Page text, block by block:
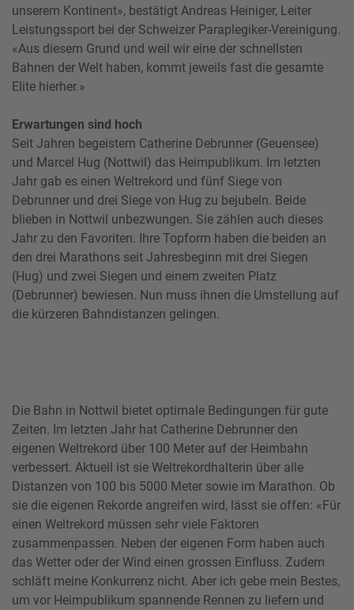
unserem Kontinent», bestätigt Andreas Heiniger, Leiter
Leistungssport bei der Schweizer Paraplegiker-Vereinigung.
«Aus diesem Grund und weil wir eine der schnellsten
Bahnen der Welt haben, kommt jeweils fast die gesamte
Elite hierher.»
Erwartungen sind hoch
Seit Jahren begeistern Catherine Debrunner (Geuensee)
und Marcel Hug (Nottwil) das Heimpublikum. Im letzten
Jahr gab es einen Weltrekord und fünf Siege von
Debrunner und drei Siege von Hug zu bejubeln. Beide
blieben in Nottwil unbezwungen. Sie zählen auch dieses
Jahr zu den Favoriten. Ihre Topform haben die beiden an
den drei Marathons seit Jahresbeginn mit drei Siegen
(Hug) und zwei Siegen und einem zweiten Platz
(Debrunner) bewiesen. Nun muss ihnen die Umstellung auf
die kürzeren Bahndistanzen gelingen.
Die Bahn in Nottwil bietet optimale Bedingungen für gute
Zeiten. Im letzten Jahr hat Catherine Debrunner den
eigenen Weltrekord über 100 Meter auf der Heimbahn
verbessert. Aktuell ist sie Weltrekordhalterin über alle
Distanzen von 100 bis 5000 Meter sowie im Marathon. Ob
sie die eigenen Rekorde angreifen wird, lässt sie offen: «Für
einen Weltrekord müssen sehr viele Faktoren
zusammenpassen. Neben der eigenen Form haben auch
das Wetter oder der Wind einen grossen Einfluss. Zudem
schläft meine Konkurrenz nicht. Aber ich gebe mein Bestes,
um vor Heimpublikum spannende Rennen zu liefern und